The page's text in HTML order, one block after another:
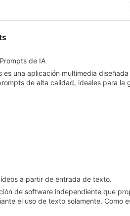
de IA
es una aplicación multimedia
de alta calidad, ideales para la
a partir de entrada de texto.
de software independiente que
el uso de texto solamente. Como